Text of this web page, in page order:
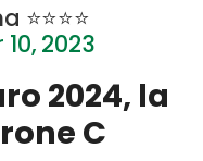
2023
2024, la
C